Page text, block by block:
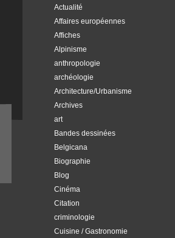
Actualité
Affaires européennes
Affiches
Alpinisme
anthropologie
archéologie
Architecture/Urbanisme
Archives
art
Bandes dessinées
Belgicana
Biographie
Blog
Cinéma
Citation
criminologie
Cuisine / Gastronomie